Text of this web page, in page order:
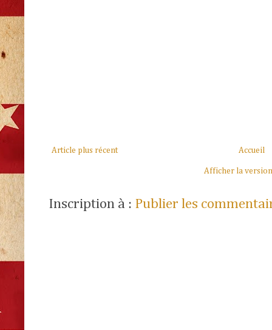
Article plus récent Accueil
Afficher la
Inscription à : Publier les